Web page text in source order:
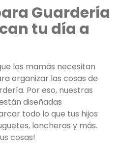
Guardería
tu día a
las mamás necesitan
organizar las cosas de
Por eso, nuestras
diseñadas
todo lo que tus hijos
loncheras y más.
cosas!